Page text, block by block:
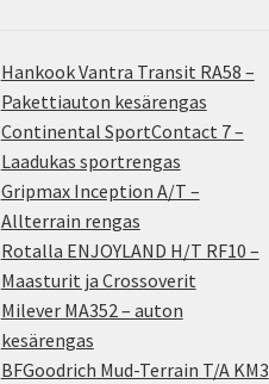
Hankook Vantra Transit RA58 –
Pakettiauton kesärengas
Continental SportContact 7 –
Laadukas sportrengas
Gripmax Inception A/T –
Allterrain rengas
Rotalla ENJOYLAND H/T RF10 –
Maasturit ja Crossoverit
Milever MA352 – auton
kesärengas
BFGoodrich Mud-Terrain T/A KM3